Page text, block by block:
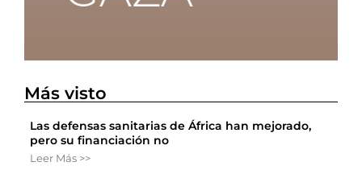
Más visto
Las defensas sanitarias de África han mejorado,
pero su financiación no
Leer Más >>